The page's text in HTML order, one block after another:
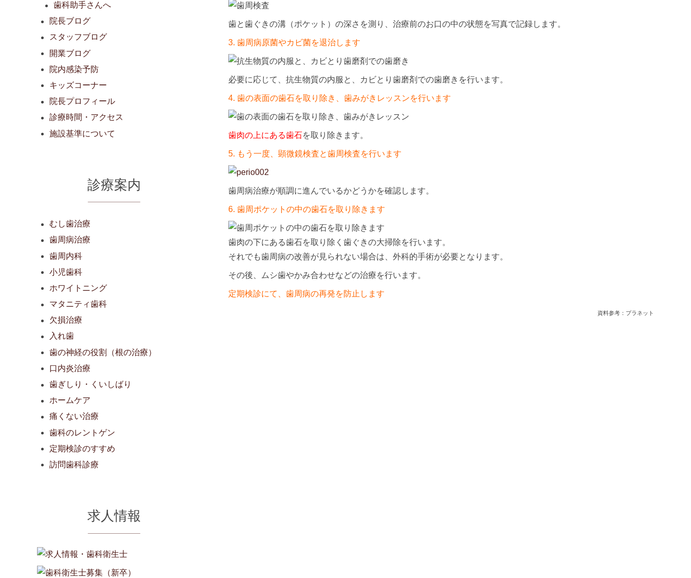
日
0
1
9
3
日
か
と
科
リ
ッ
歯と歯ぐきの溝（ポケット）の深さを測り、治療前のお口の中の状態を写真で記録します。
3. 歯周病原菌やカビ菌を退治します
必要に応じて、抗生物質の内服と、カビとり歯磨剤での歯磨きを行います。
4. 歯の表面の歯石を取り除き、歯みがきレッスンを行います
歯肉の上にある歯石を取り除きます。
5. もう一度、顕微鏡検査と歯周検査を行います
歯周病治療が順調に進んでいるかどうかを確認します。
6. 歯周ポケットの中の歯石を取り除きます
歯肉の下にある歯石を取り除く歯ぐきの大掃除を行います。
それでも歯周病の改善が見られない場合は、外科的手術が必要となります。
その後、ムシ歯やかみ合わせなどの治療を行います。
定期検診にて、歯周病の再発を防止します
資料参考：プラネット
歯科助手さんへ
院長ブログ
スタッフブログ
開業ブログ
院内感染予防
キッズコーナー
院長プロフィール
診療時間・アクセス
施設基準について
診療案内
むし歯治療
歯周病治療
歯周内科
小児歯科
ホワイトニング
マタニティ歯科
欠損治療
入れ歯
歯の神経の役割（根の治療）
口内炎治療
歯ぎしり・くいしばり
ホームケア
痛くない治療
歯科のレントゲン
定期検診のすすめ
訪問歯科診療
求人情報